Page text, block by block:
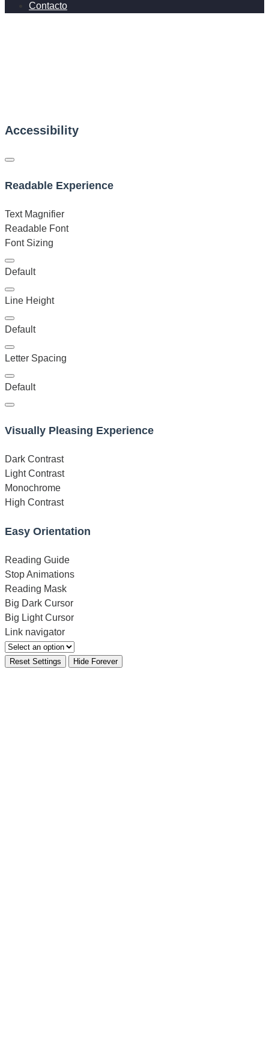
Contacto
Accessibility
Readable Experience
Text Magnifier
Readable Font
Font Sizing
Default
Line Height
Default
Letter Spacing
Default
Visually Pleasing Experience
Dark Contrast
Light Contrast
Monochrome
High Contrast
Easy Orientation
Reading Guide
Stop Animations
Reading Mask
Big Dark Cursor
Big Light Cursor
Link navigator
Reset Settings Hide Forever